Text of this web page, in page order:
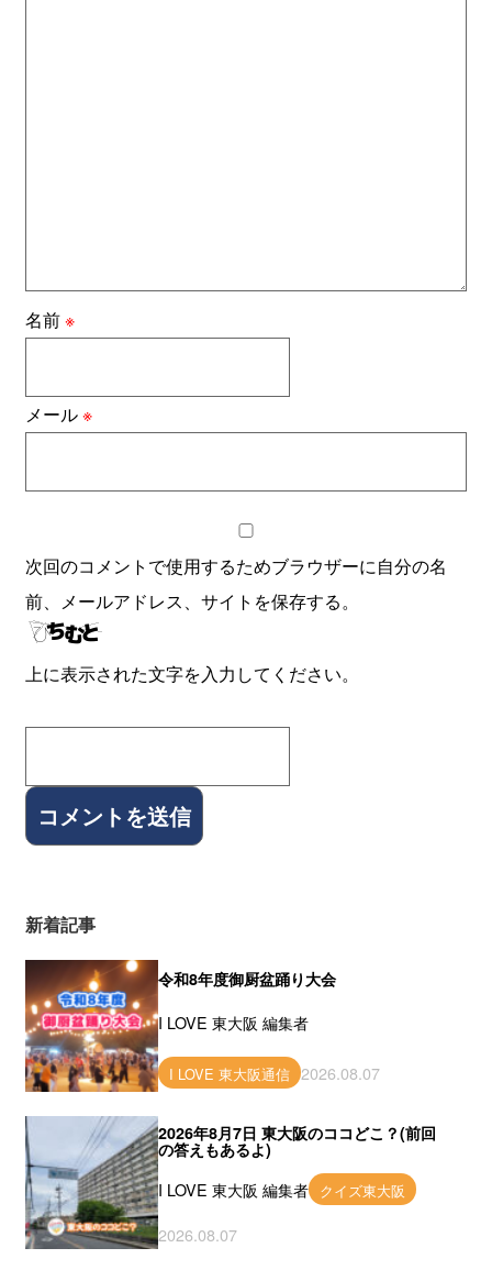
名前※
メール※
次回のコメントで使用するためブラウザーに自分の名
前、メールアドレス、サイトを保存する。
上に表示された文字を入力してください。
新着記事
令和8年度御厨盆踊り大会
I LOVE 東大阪 編集者
I LOVE 東大阪通信 2026.08.07
2026年8月7日 東大阪のココどこ？(前回
の答えもあるよ)
I LOVE 東大阪 編集者 クイズ東大阪
2026.08.07